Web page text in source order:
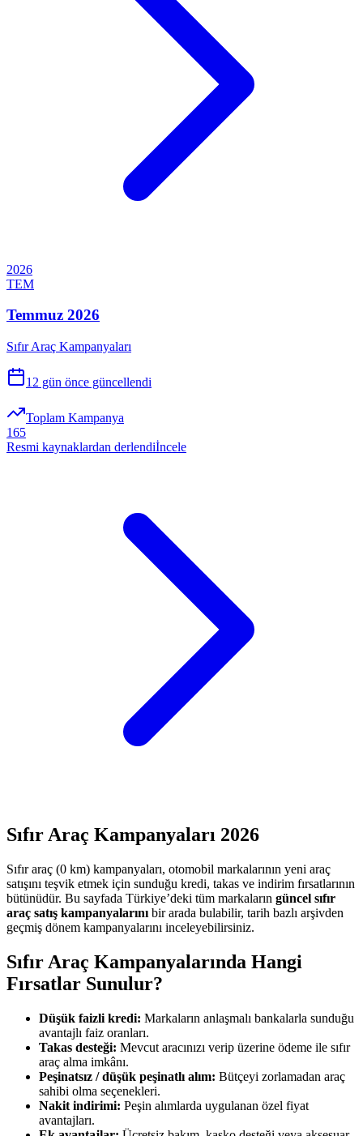
2026
TEM
Temmuz 2026
Sıfır Araç Kampanyaları
12 gün önce güncellendi
Toplam Kampanya
165
Resmi kaynaklardan derlendiİncele
Sıfır Araç Kampanyaları 2026
Sıfır araç (0 km) kampanyaları, otomobil markalarının yeni araç
satışını teşvik etmek için sunduğu kredi, takas ve indirim fırsatlarının
bütünüdür. Bu sayfada Türkiye’deki tüm markaların güncel sıfır
araç satış kampanyalarını bir arada bulabilir, tarih bazlı arşivden
geçmiş dönem kampanyalarını inceleyebilirsiniz.
Sıfır Araç Kampanyalarında Hangi
Fırsatlar Sunulur?
Düşük faizli kredi: Markaların anlaşmalı bankalarla sunduğu
avantajlı faiz oranları.
Takas desteği: Mevcut aracınızı verip üzerine ödeme ile sıfır
araç alma imkânı.
Peşinatsız / düşük peşinatlı alım: Bütçeyi zorlamadan araç
sahibi olma seçenekleri.
Nakit indirimi: Peşin alımlarda uygulanan özel fiyat
avantajları.